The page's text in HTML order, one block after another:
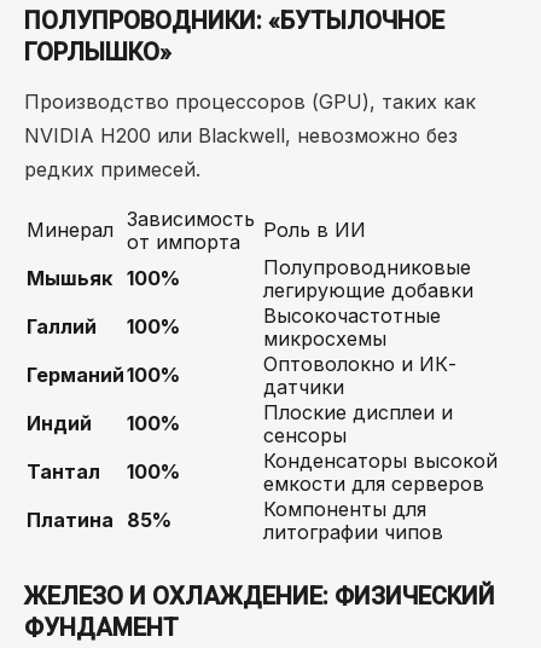
ПОЛУПРОВОДНИКИ: «БУТЫЛОЧНОЕ
ГОРЛЫШКО»
Производство процессоров (GPU), таких как
NVIDIA H200 или Blackwell, невозможно без
редких примесей.
Минерал Зависимость
от импорта
Роль в ИИ
Мышьяк 100%
Полупроводниковые
легирующие добавки
Галлий
100%
Высокочастотные
микросхемы
Германий100%
Оптоволокно и ИК-
датчики
Индий
100%
Плоские дисплеи и
сенсоры
Тантал
100%
Конденсаторы высокой
емкости для серверов
Платина
85%
Компоненты для
литографии чипов
ЖЕЛЕЗО И ОХЛАЖДЕНИЕ: ФИЗИЧЕСКИЙ
ФУНДАМЕНТ